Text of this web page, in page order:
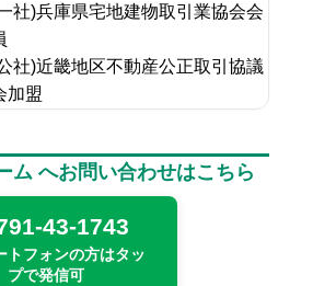
社)兵庫県宅地建物取引業協会会
社)近畿地区不動産公正取引協議
加盟
ム へお問い合わせはこちら
43-1743
トフォンの方はタッ
プで発信可